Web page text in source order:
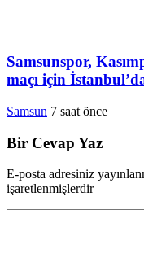
Samsunspor,
maçı için
Samsun 7 saat önce
Bir Cevap Yaz
E-posta adresiniz
işaretlenmişlerdir